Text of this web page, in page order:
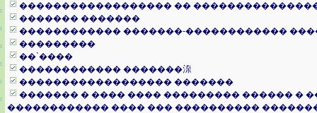
������������������ ��
������� �������
������������ �������-������������
���������
��`����
������������ �������㳿
������������������ �������
������� � ���� ���� ��������� ������ �
������������ ���� ��� ����������